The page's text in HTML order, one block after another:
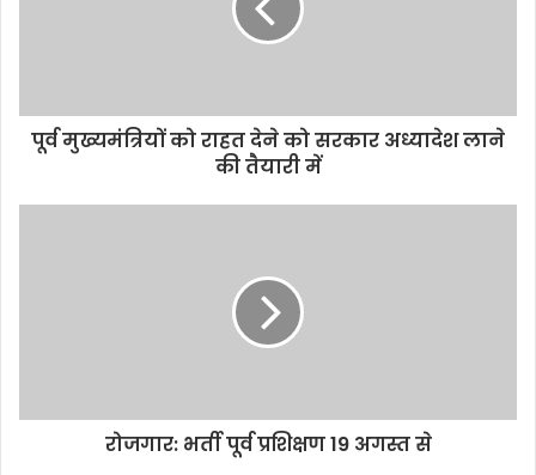
पूर्व मुख्यमंत्रियों को राहत देने को सरकार अध्यादेश लाने
की तैयारी में
रोजगार: भर्ती पूर्व प्रशिक्षण 19 अगस्त से